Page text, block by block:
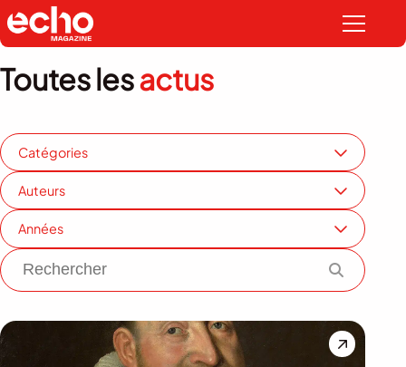
Toutes lesactus
Catégories
Auteurs
Années